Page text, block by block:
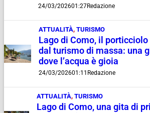
24/03/202601:27Redazione
ATTUALITÀ, TURISMO
Lago di Como, il
dal turismo di massa: una
dove l’acqua è gioia
24/03/202601:11 Redazione
ATTUALITÀ, TURISMO
Lago di Como, una gita di